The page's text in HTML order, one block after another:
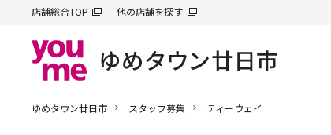
店舗総合TOP 他の店舗を探す
ゆめタウン廿日市 スタッフ募集 ティーウェイ